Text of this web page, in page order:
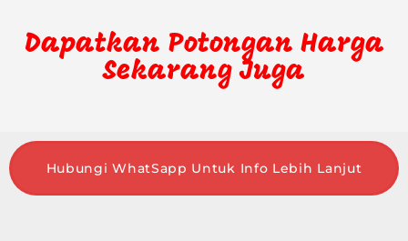
Dapatkan Potongan Harga
Sekarang Juga
Hubungi WhatSapp Untuk Info Lebih Lanjut